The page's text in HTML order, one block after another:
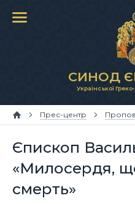
СИНОД
Української
Прес-центр
Єпископ
«Милосердя,
смерть»